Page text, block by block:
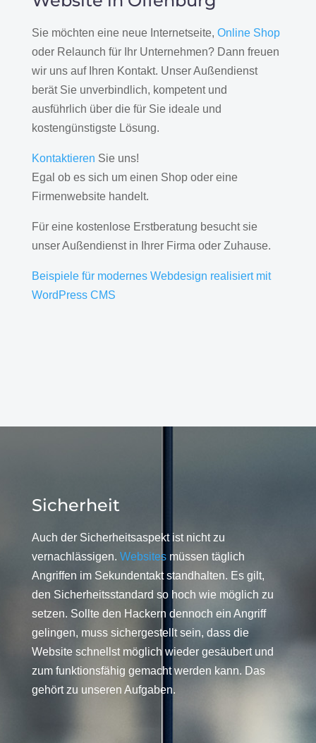
Sie möchten eine neue Internetseite, Online Shop
oder Relaunch für Ihr Unternehmen? Dann freuen
wir uns auf Ihren Kontakt. Unser Außendienst
berät Sie unverbindlich, kompetent und
ausführlich über die für Sie ideale und
kostengünstigste Lösung.
Kontaktieren Sie uns!
Egal ob es sich um einen Shop oder eine
Firmenwebsite handelt.
Für eine kostenlose Erstberatung besucht sie
unser Außendienst in Ihrer Firma oder Zuhause.
Beispiele für modernes Webdesign realisiert mit
WordPress CMS
Sicherheit
Auch der Sicherheitsaspekt ist nicht zu
vernachlässigen. Websitesmüssen täglich
Angriffen im Sekundentakt standhalten. Es gilt,
den Sicherheitsstandard so hoch wie möglich zu
setzen. Sollte den Hackern dennoch ein Angriff
gelingen, muss sichergestellt sein, dass die
Website schnellst möglich wieder gesäubert und
zum funktionsfähig gemacht werden kann. Das
gehört zu unseren Aufgaben.